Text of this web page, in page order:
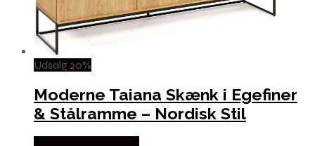
Udsalg 20%
Moderne Taiana Skænk i Egefiner
& Stålramme – Nordisk Stil